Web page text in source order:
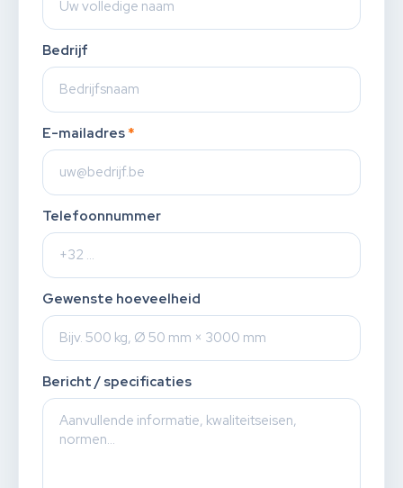
Bedrijf
E-mailadres *
Telefoonnummer
Gewenste hoeveelheid
Bericht / specificaties